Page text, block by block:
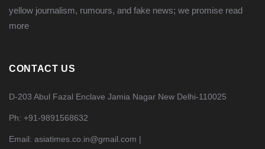
yellow journalism, rumours, and fake news; we promise read
more
CONTACT US
D-203 Abul Fazal Enclave Jamia Nagar New Delhi-110025
Ph: +91-9891568632
Email: asiatimes.co.in@gmail.com |